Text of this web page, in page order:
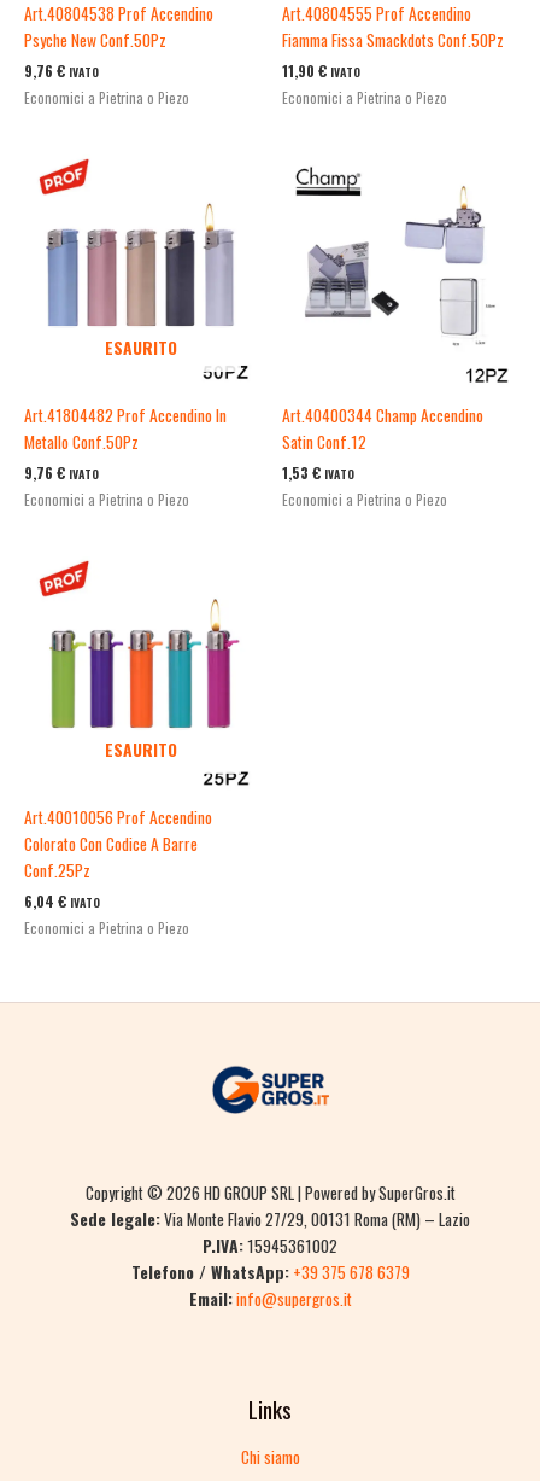
Art.40804538 Prof Accendino
Psyche New Conf.50Pz
9,76 € IVATO
Economici a Pietrina o Piezo
Art.40804555 Prof Accendino
Fiamma Fissa Smackdots Conf.50Pz
11,90 € IVATO
Economici a Pietrina o Piezo
ESAURITO
Art.41804482 Prof Accendino In
Metallo Conf.50Pz
9,76 € IVATO
Economici a Pietrina o Piezo
Art.40400344 Champ Accendino
Satin Conf.12
1,53 € IVATO
Economici a Pietrina o Piezo
ESAURITO
Art.40010056 Prof Accendino
Colorato Con Codice A Barre
Conf.25Pz
6,04 € IVATO
Economici a Pietrina o Piezo
Copyright © 2026 HD GROUP SRL | Powered by SuperGros.it
Sede legale:Via Monte Flavio 27/29, 00131 Roma (RM) – Lazio
P.IVA:15945361002
Telefono / WhatsApp: +39 375 678 6379
Email:info@supergros.it
Links
Chi siamo